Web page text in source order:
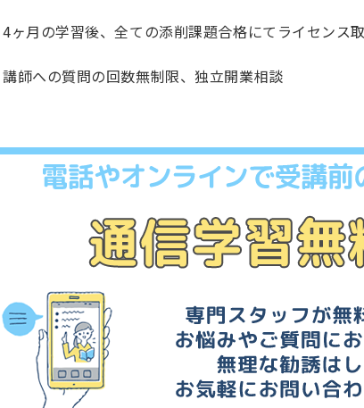
4ヶ月の学習後、全ての添削課題合格にてライセンス
講師への質問の回数無制限、独立開業相談